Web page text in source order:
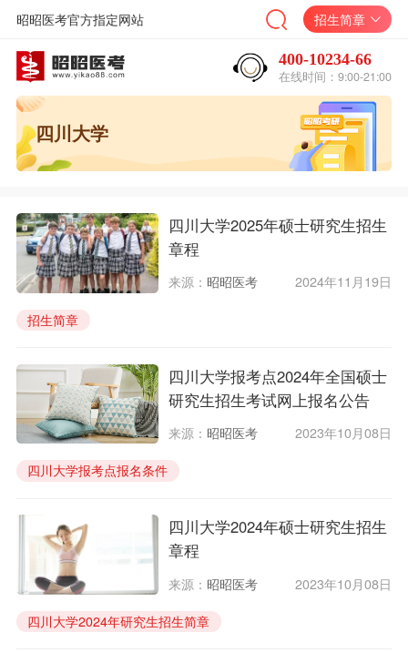
昭昭医考官方指定网站 招生简章
400-10234-66
在线时间：9:00-21:00
四川大学
四川大学2025年硕士研究生招生
章程
来源： 昭昭医考 2024年11月19日
招生简章
四川大学报考点2024年全国硕士
研究生招生考试网上报名公告
来源： 昭昭医考 2023年10月08日
四川大学报考点报名条件
四川大学报名注意事项
四川大学2024年硕士研究生招生
章程
来源： 昭昭医考 2023年10月08日
四川大学2024年研究生招生简章